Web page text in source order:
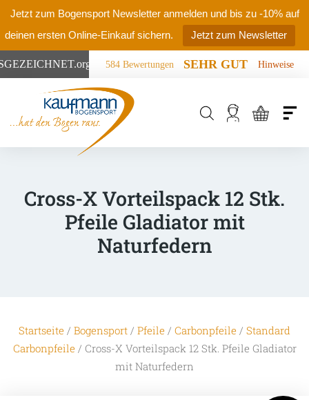
Jetzt zum Bogensport Newsletter anmelden und bis zu -10% auf
deinen ersten Online-Einkauf sichern.
Jetzt zum Newsletter
.org 584 Bewertungen SEHR GUT Hinweise
Products
search
Cross-X Vorteilspack 12 Stk.
Pfeile Gladiator mit
Naturfedern
Startseite / Bogensport / Pfeile / Carbonpfeile / Standard
Carbonpfeile / Cross-X Vorteilspack 12 Stk. Pfeile Gladiator
mit Naturfedern